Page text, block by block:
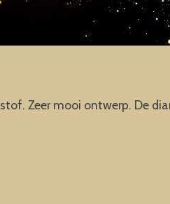
Zeer mooi ontwerp. De